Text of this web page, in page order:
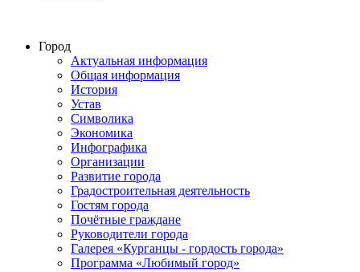
Город
Актуальная информация
Общая информация
История
Устав
Символика
Экономика
Инфографика
Организации
Развитие города
Градостроительная деятельность
Гостям города
Почётные граждане
Руководители города
Галерея «Курганцы - гордость города»
Программа «Любимый город»